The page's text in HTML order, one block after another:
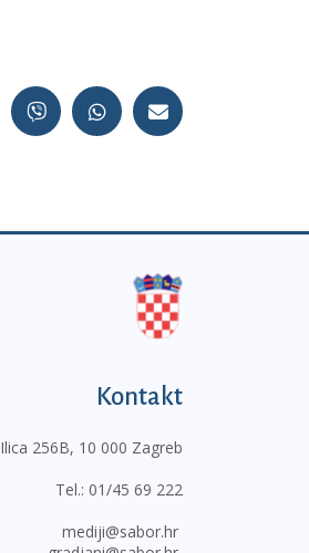
Kontakt
Ilica 256B, 10 000 Zagreb
Tel.: 01/45 69 222
mediji@sabor.hr